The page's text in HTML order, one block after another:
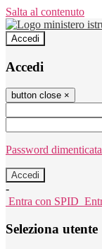
Salta al contenuto
Accedi
Accedi
button close ×
Password
-
Entra con SPID
Seleziona utente